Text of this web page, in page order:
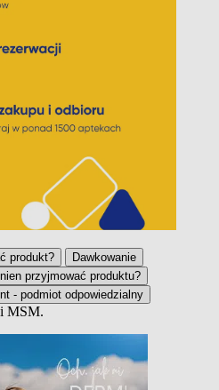
produkt?
Dawkowanie
przyjmować produktu?
- podmiot odpowiedzialny
MSM.